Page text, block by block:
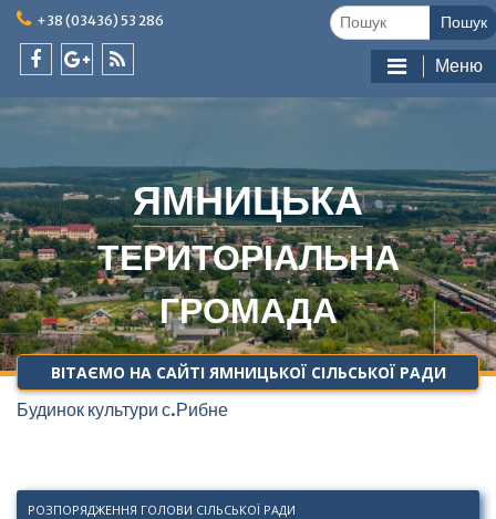
Skip
content
+38 (03436) 53 286
plus
ЯМНИЦЬКА
ТЕРИТОРІАЛЬНА
ГРОМАДА
Меню
ВІТАЄМО НА САЙТІ ЯМНИЦЬКОЇ СІЛЬСЬКОЇ РАДИ
Будинок культури с.Рибне
РОЗПОРЯДЖЕННЯ ГОЛОВИ СІЛЬСЬКОЇ РАДИ
Шукати: